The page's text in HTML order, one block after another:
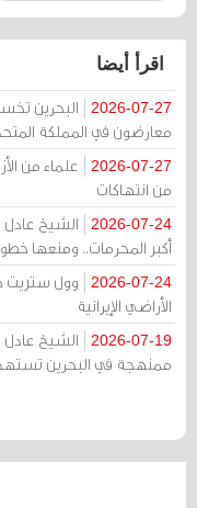
اقرأ أيضا
2026-07-27
البحرين
معارضون في المملكة
2026-07-27
علماء من
من انتهاكات
2026-07-24
الشيخ عادل
أكبر المحرمات.. ومنعها
2026-07-24
وول ستريت
الأراضي الإيرانية
2026-07-19
الشيخ
ممنهجة في البحرين